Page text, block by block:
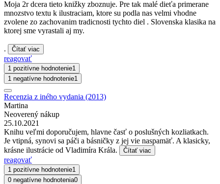
Moja 2r dcera tieto knižky zboznuje. Pre tak malé dieťa primerane
mnozstvo textu k ilustraciam, ktore su podla nas velmi vhodne
zvolene zo zachovanim tradicnosti tychto diel . Slovenska klasika na
ktorej sme vyrastali aj my.
. Čítať viac
reagovať
1 pozitívne hodnotenie1
1 negatívne hodnotenie1
Recenzia z iného vydania (2013)
Martina
Neoverený nákup
25.10.2021
Knihu veľmi doporučujem, hlavne časť o poslušných kozliatkach.
Je vtipná, synovi sa páči a básničky z jej vie naspamäť. A klasicky,
krásne ilustrácie od Vladimíra Krála.
Čítať viac
reagovať
1 pozitívne hodnotenie1
0 negatívne hodnotenia0